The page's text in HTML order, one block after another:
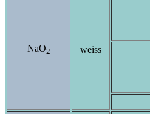
NaO2 weiss